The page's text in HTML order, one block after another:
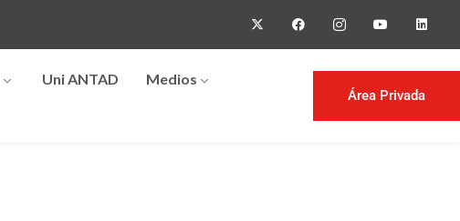
Uni ANTAD Medios
Área Privada